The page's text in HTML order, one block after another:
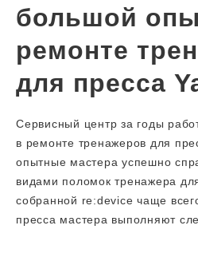
большой
ремонте
для пресса
Сервисный центр за годы
в ремонте тренажеров для
опытные мастера успешно
видами поломок тренажера
собранной re:device чаще
пресса мастера выполняют